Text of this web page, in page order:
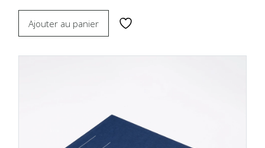
Ajouter au panier